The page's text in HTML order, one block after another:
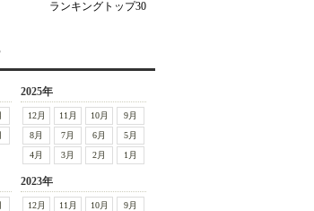
ランキングトップ30
2025年
12月 11月 10月
9月
8月
7月 6月
5月
4月
3月 2月 1月
2023年
12月 11月 10月
9月